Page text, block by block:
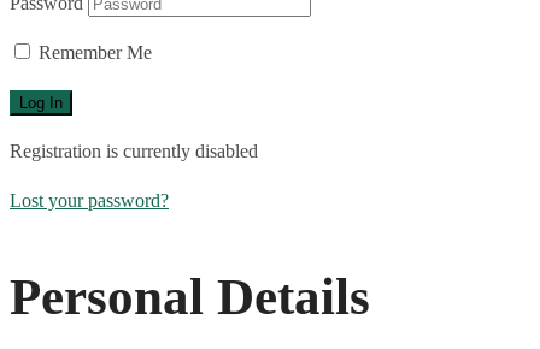
Remember Me
Registration is currently disabled
Lost your password?
Personal Details